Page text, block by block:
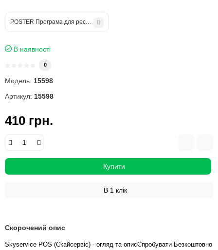
POSTER Програма для ресторану (Постер)
В наявності
0
Модель: 15598
Артикул: 15598
410 грн.
Купити
В 1 клік
Скорочений опис
Skyservice POS (Скайсервіс) - огляд та описСпробувати Безкоштовно